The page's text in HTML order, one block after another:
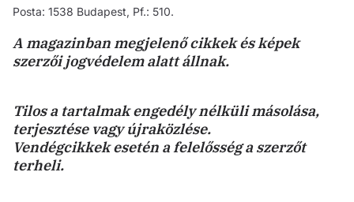
Posta: 1538 Budapest, Pf.: 510.
A magazinban megjelenő cikkek és képek
szerzői jogvédelem alatt állnak.
Tilos a tartalmak engedély nélküli másolása,
terjesztése vagy újraközlése.
Vendégcikkek esetén a felelősség a szerzőt
terheli.